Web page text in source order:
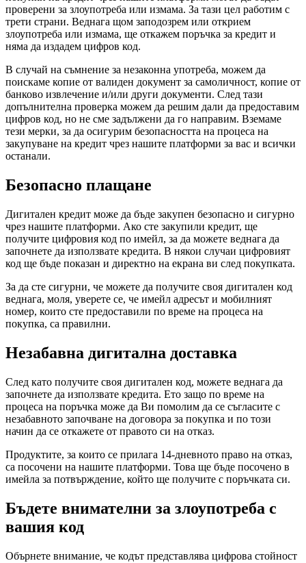
проверени за злоупотреба или измама. За тази цел работим с
трети страни. Веднага щом заподозрем или открием
злоупотреба или измама, ще откажем поръчка за кредит и
няма да издадем цифров код.
В случай на съмнение за незаконна употреба, можем да
поискаме копие от валиден документ за самоличност, копие от
банково извлечение и/или други документи. След тази
допълнителна проверка можем да решим дали да предоставим
цифров код, но не сме задължени да го направим. Вземаме
тези мерки, за да осигурим безопасността на процеса на
закупуване на кредит чрез нашите платформи за вас и всички
останали.
Безопасно плащане
Дигитален кредит може да бъде закупен безопасно и сигурно
чрез нашите платформи. Ако сте закупили кредит, ще
получите цифровия код по имейл, за да можете веднага да
започнете да използвате кредита. В някои случаи цифровият
код ще бъде показан и директно на екрана ви след покупката.
За да сте сигурни, че можете да получите своя дигитален код
веднага, моля, уверете се, че имейл адресът и мобилният
номер, които сте предоставили по време на процеса на
покупка, са правилни.
Незабавна дигитална доставка
След като получите своя дигитален код, можете веднага да
започнете да използвате кредита. Ето защо по време на
процеса на поръчка може да Ви помолим да се съгласите с
незабавното започване на договора за покупка и по този
начин да се откажете от правото си на отказ.
Продуктите, за които се прилага 14-дневното право на отказ,
са посочени на нашите платформи. Това ще бъде посочено в
имейла за потвърждение, който ще получите с поръчката си.
Бъдете внимателни за злоупотреба с
вашия код
Обърнете внимание, че кодът представлява цифрова стойност